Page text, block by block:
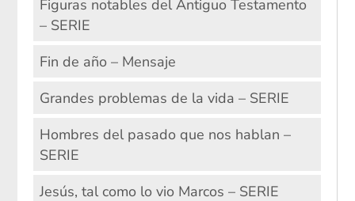
Figuras notables del Antiguo Testamento
– SERIE
Fin de año – Mensaje
Grandes problemas de la vida – SERIE
Hombres del pasado que nos hablan –
SERIE
Jesús, tal como lo vio Marcos – SERIE